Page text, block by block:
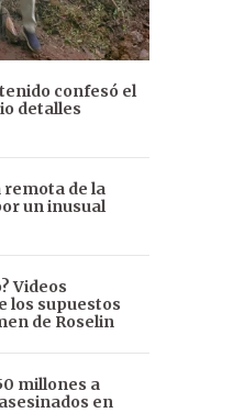
confesó el
detalles
remota de la
un inusual
Videos
los supuestos
de Roselin
millones a
en